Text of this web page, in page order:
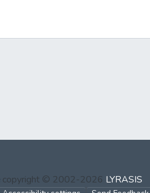
copyright © 2002-2026 LYRASIS